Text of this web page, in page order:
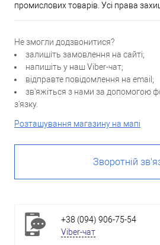
промислових товарів. Усі права
Не змогли додзвонитися?
залишіть замовлення на сайті;
напишіть у наш Viber-чат;
відправте повідомлення на email;
зв'яжіться з нами за допомогою
з'язку.
Розташування магазину на мапі
Зворотній
+38 (094) 906-75-54
Viber-чат